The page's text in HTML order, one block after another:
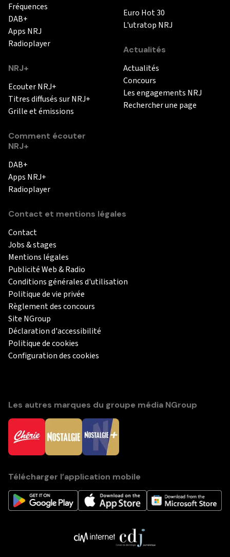
Fréquences
DAB+
Apps NRJ
Radioplayer
NRJ+
Ecouter NRJ+
Titres diffusés sur NRJ+
Grille et émissions
Comment écouter
NRJ+
DAB+
Apps NRJ+
Radioplayer
Euro Hot 30
L'utratop NRJ
Actualités
Actualités
Concours
Les engagements NRJ
Rechercher une page
Contact et mentions légales
Contact
Jobs & stages
Mentions légales
Publicité Web & Radio
Conditions générales d'utilisation
Politique de vie privée
Règlement des concours
Site NGroup
Déclaration d'accessibilité
Politique de cookies
Configuration des cookies
Les autres marques du groupe média NGroup
Télécharger l’application mobile